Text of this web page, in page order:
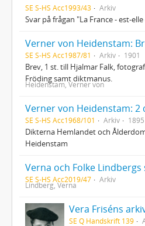
SE S-HS Acc1993/43 Arkiv
Svar på frågan "La France - est-
SE S-HS Acc1987/81 Arkiv 1901
Brev, 1 st. till Hjalmar Falk,
Fröding samt diktmanus.
Heidenstam, Verner von
Verner von Heidenstam: 2
SE S-HS Acc1968/101 Arkiv 1895
Dikterna Hemlandet och
Heidenstam
Verna och Folke Lindbergs
SE S-HS Acc2019/47 Arkiv
Lindberg, Verna
Vera Friséns
SE Q Handskrift 139